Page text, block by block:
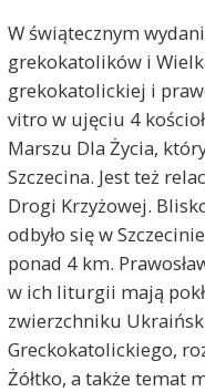
W świątecznym
grekokatolików i
grekokatolickiej i
vitro w ujęciu 4
Marszu Dla Życia,
Szczecina. Jest też
Drogi Krzyżowej.
odbyło się w
ponad 4 km.
w ich liturgii mają
zwierzchniku
Greckokatolickiego,
Żółtko, a także temat